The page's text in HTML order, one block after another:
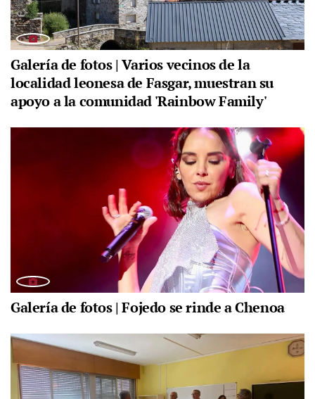
Galería de fotos | Varios vecinos de la
localidad leonesa de Fasgar, muestran su
apoyo a la comunidad 'Rainbow Family'
Galería de fotos | Fojedo se rinde a Chenoa